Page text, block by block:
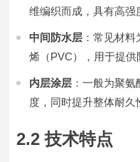
维编织而成，具有高强
中间防水层 ：常见材
烯（PVC），用于提供
内层涂层 ：一般为聚
度，同时提升整体耐久
2.2 技术特点